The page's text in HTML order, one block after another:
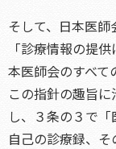
そして、日本医
「診療情報の提
本医師会のすべて
この指針の趣旨
し、３条の３で
自己の診療録、